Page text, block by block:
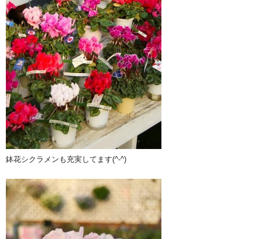
鉢花シクラメンも充実してます(^-^)